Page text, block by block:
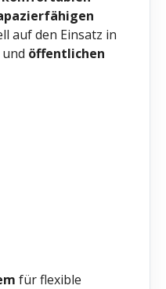
auf den Einsatz in
und öffentlichen
für flexible